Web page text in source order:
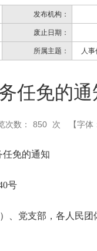
发布机构：
废止日期：
所属主题： 人
任免的通
次数： 850 次 【字体
任免的通知
号
、党支部，各人民团